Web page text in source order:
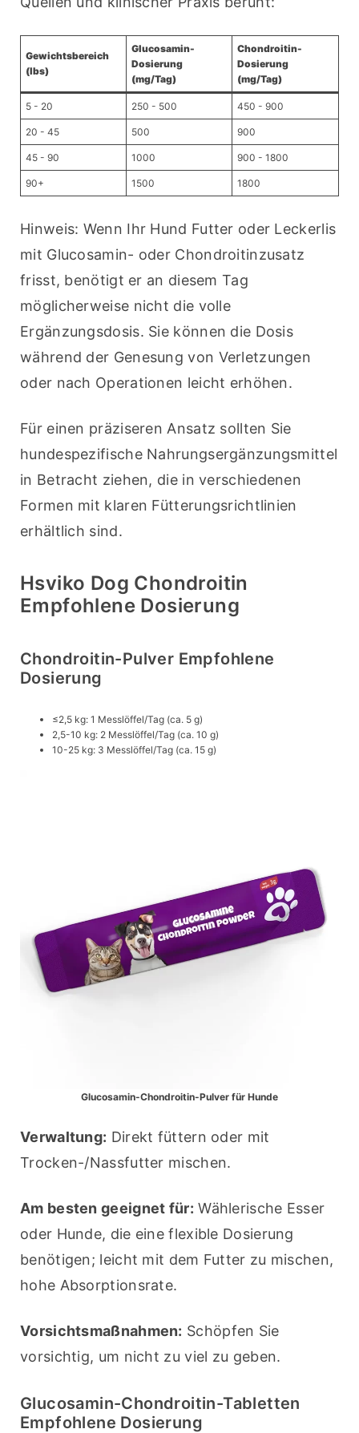
Gewichtsbereich
(lbs)
Glucosamin-
Dosierung
(mg/Tag)
Chondroitin-
Dosierung
(mg/Tag)
5 - 20 250 - 500 450 - 900
20 - 45 500 900
45 - 90 1000 900 - 1800
90+ 1500 1800
Hinweis: Wenn Ihr Hund Futter oder Leckerlis
mit Glucosamin- oder Chondroitinzusatz
frisst, benötigt er an diesem Tag
möglicherweise nicht die volle
Ergänzungsdosis. Sie können die Dosis
während der Genesung von Verletzungen
oder nach Operationen leicht erhöhen.
Für einen präziseren Ansatz sollten Sie
hundespezifische Nahrungsergänzungsmittel
in Betracht ziehen, die in verschiedenen
Formen mit klaren Fütterungsrichtlinien
erhältlich sind.
Hsviko Dog Chondroitin
Empfohlene Dosierung
Chondroitin-Pulver Empfohlene
Dosierung
≤2,5 kg: 1 Messlöffel/Tag (ca. 5 g)
2,5-10 kg: 2 Messlöffel/Tag (ca. 10 g)
10-25 kg: 3 Messlöffel/Tag (ca. 15 g)
Glucosamin-Chondroitin-Pulver für Hunde
Verwaltung: Direkt füttern oder mit
Trocken-/Nassfutter mischen.
Am besten geeignet für: Wählerische Esser
oder Hunde, die eine flexible Dosierung
benötigen; leicht mit dem Futter zu mischen,
hohe Absorptionsrate.
Vorsichtsmaßnahmen: Schöpfen Sie
vorsichtig, um nicht zu viel zu geben.
Glucosamin-Chondroitin-Tabletten
Empfohlene Dosierung